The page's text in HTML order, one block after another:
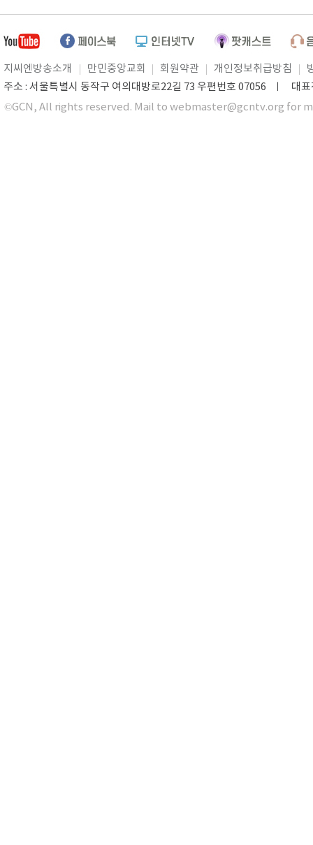
지씨엔방송소개 만민중앙교회 회원약관 개인정보취급방침
주소 : 서울특별시 동작구 여의대방로22길 73 우편번호 07056 ㅣ 대
©GCN, All rights reserved. Mail to webmaster@gcntv.org for